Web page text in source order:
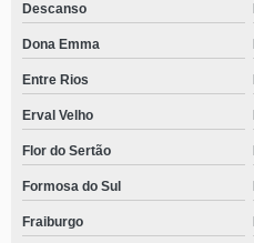
Descanso
Dona Emma
Entre Rios
Erval Velho
Flor do Sertão
Formosa do Sul
Fraiburgo